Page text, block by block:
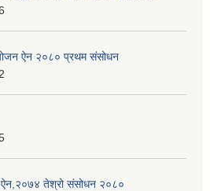
ऐन २०८० प्रथम संसोधन
ऐन,२०७४ तेश्रो संसोधन २०८०